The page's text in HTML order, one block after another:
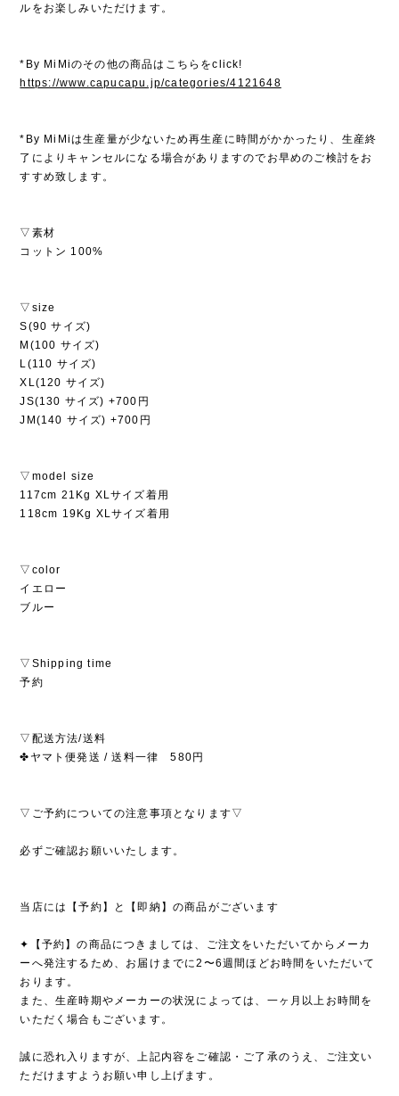
ルをお楽しみいただけます。
*By MiMiのその他の商品はこちらをclick!
https://www.capucapu.jp/categories/4121648
*By MiMiは生産量が少ないため再生産に時間がかかったり、生産終
了によりキャンセルになる場合がありますのでお早めのご検討をお
すすめ致します。
▽素材
コットン 100%
▽size
S(90 サイズ)
M(100 サイズ)
L(110 サイズ)
XL(120 サイズ)
JS(130 サイズ) +700円
JM(140 サイズ) +700円
▽model size
117cm 21Kg XLサイズ着用
118cm 19Kg XLサイズ着用
▽color
イエロー
ブルー
▽Shipping time
予約
▽配送方法/送料
✤ヤマト便発送 / 送料一律 580円
▽ご予約についての注意事項となります▽
必ずご確認お願いいたします。
当店には【予約】と【即納】の商品がございます
✦【予約】の商品につきましては、ご注文をいただいてからメーカ
ーへ発注するため、お届けまでに2〜6週間ほどお時間をいただいて
おります。
また、生産時期やメーカーの状況によっては、一ヶ月以上お時間を
いただく場合もございます。
誠に恐れ入りますが、上記内容をご確認・ご了承のうえ、ご注文い
ただけますようお願い申し上げます。